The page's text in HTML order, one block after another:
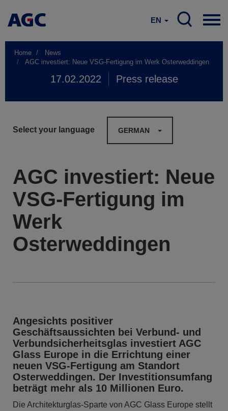
EN
Home
News
AGC investiert: Neue VSG-Fertigung im Werk Osterweddingen
17.02.2022 Press release
Select your language GERMAN
AGC investiert: Neue
VSG-Fertigung im
Werk
Osterweddingen
Angesichts positiver
Geschäftsaussichten bei Verbund- und
Verbundsicherheitsglas investiert AGC
Glass Europe in die Errichtung einer
neuen VSG-Fertigung am Standort
Osterweddingen. Der Investitionsumfang
beträgt mehr als 10 Millionen Euro.
Die Architekturglas-Sparte von AGC Glass Europe stellt